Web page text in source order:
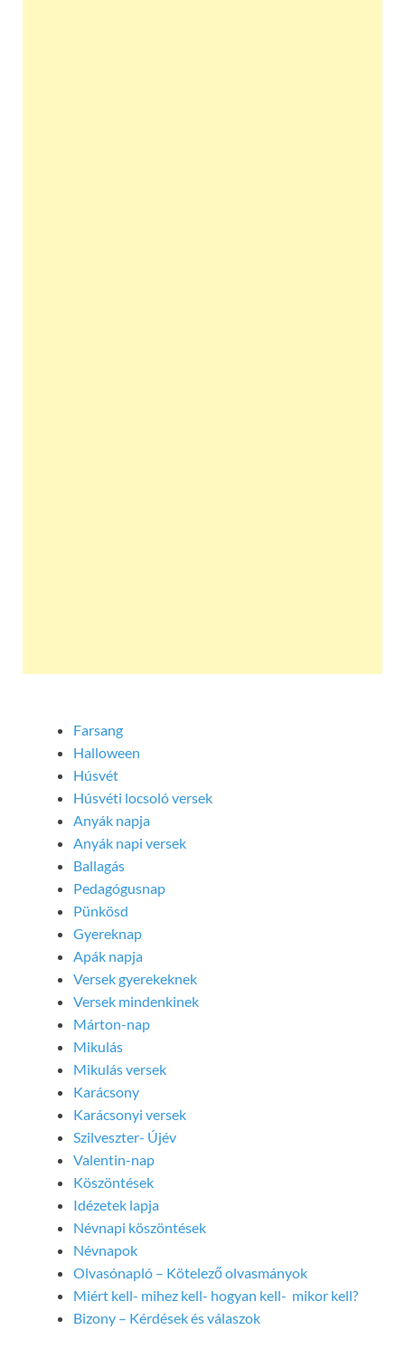
Farsang
Halloween
Húsvét
Húsvéti locsoló versek
Anyák napja
Anyák napi versek
Ballagás
Pedagógusnap
Pünkösd
Gyereknap
Apák napja
Versek gyerekeknek
Versek mindenkinek
Márton-nap
Mikulás
Mikulás versek
Karácsony
Karácsonyi versek
Szilveszter- Újév
Valentin-nap
Köszöntések
Idézetek lapja
Névnapi köszöntések
Névnapok
Olvasónapló – Kötelező olvasmányok
Miért kell- mihez kell- hogyan kell- mikor kell?
Bizony – Kérdések és válaszok